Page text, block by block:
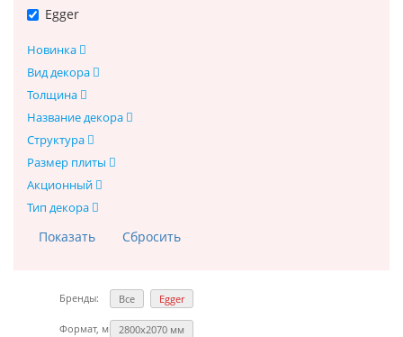
Egger
Новинка
Вид декора
Толщина
Название декора
Структура
Размер плиты
Акционный
Тип декора
Бренды: Все Egger
Формат, мм: 2800х2070 мм